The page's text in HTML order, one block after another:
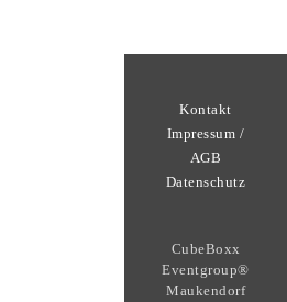
Kontakt
Impressum /
AGB
Datenschutz
CubeBoxx
Eventgroup®
Maukendorf